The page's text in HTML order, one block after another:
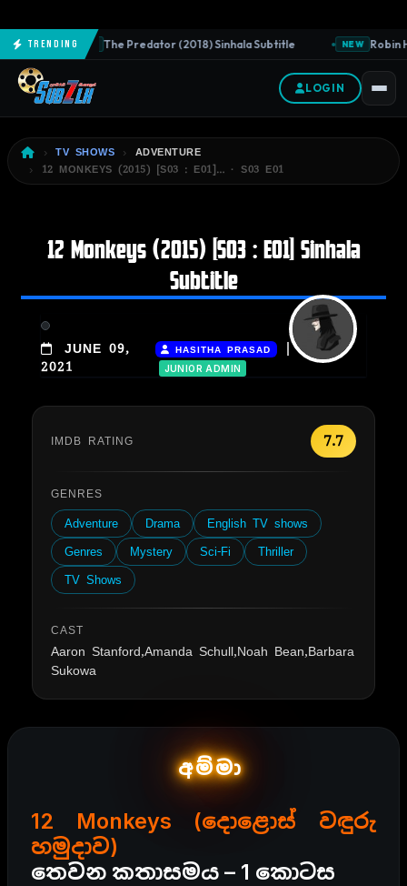
TrendingNEW The Predator (2018) Sinhala Subtitle NEW Robin
LOGIN
TV SHOWS
ADVENTURE
12 MONKEYS (2015) [S03 : E01]… · S03 E01
12 Monkeys (2015) [S03 : E01] Sinhala
Subtitle
JUNE 09,
2021
HASITHA PRASAD |
JUNIOR ADMIN
IMDB RATING 7.7
GENRES
Adventure Drama
English TV shows
Genres
Mystery Sci-Fi
Thriller
TV Shows
CAST
Aaron Stanford,Amanda Schull,Noah Bean,Barbara
Sukowa
අම්මා
12 Monkeys (දොළොස් වඳුරු
හමුදාව)
තෙවන කතාසමය – 1 කොටස